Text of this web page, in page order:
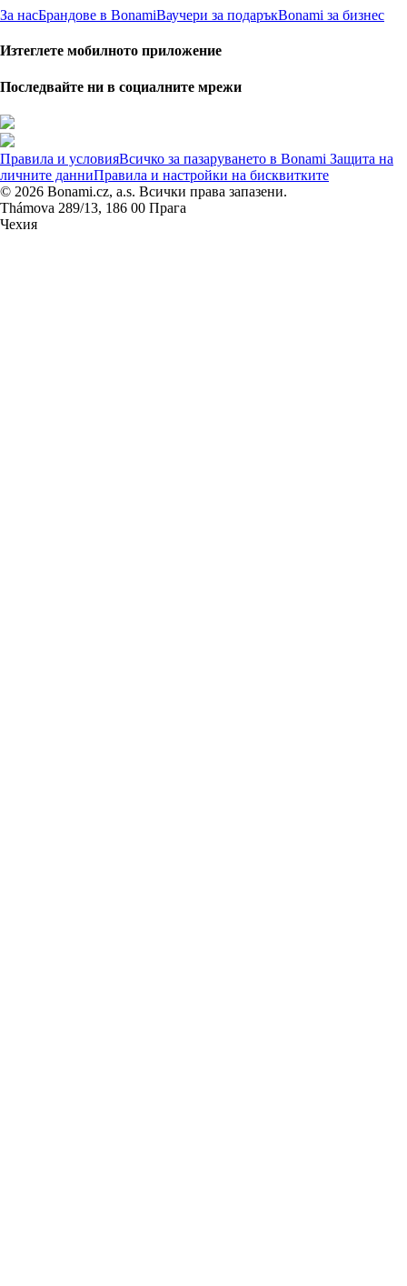
За насБрандове в BonamiВаучери за подаръкBonami за бизнес
Изтеглете мобилното приложение
Последвайте ни в социалните мрежи
Правила и условияВсичко за пазаруването в Bonami Защита на
личните данниПравила и настройки на бисквитките
© 2026 Bonami.cz, a.s. Всички права запазени.
Thámova 289/13, 186 00 Прага
Чехия